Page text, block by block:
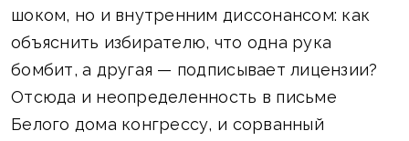
шоком, но и внутренним диссонансом: как
объяснить избирателю, что одна рука
бомбит, а другая — подписывает лицензии?
Отсюда и неопределенность в письме
Белого дома конгрессу, и сорванный